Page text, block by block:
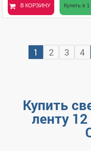
В КОРЗИНУ Купить в 1
1 2 3 4
Купить
ленту